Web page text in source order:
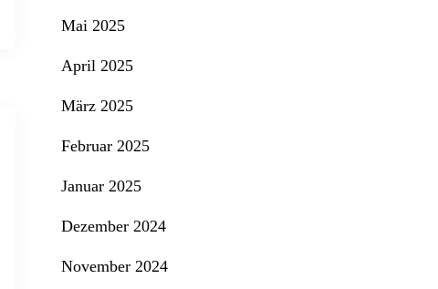
Mai 2025
April 2025
März 2025
Februar 2025
Januar 2025
Dezember 2024
November 2024